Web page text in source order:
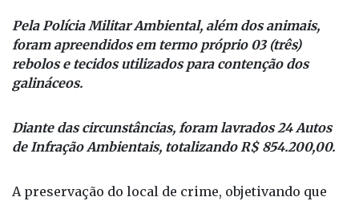
Pela Polícia Militar Ambiental, além dos animais,
foram apreendidos em termo próprio 03 (três)
rebolos e tecidos utilizados para contenção dos
galináceos.
Diante das circunstâncias, foram lavrados 24 Autos
de Infração Ambientais, totalizando R$ 854.200,00.
A preservação do local de crime, objetivando que